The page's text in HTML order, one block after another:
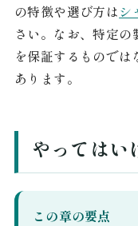
の特徴や選び方はシ
さい。なお、特定
を保証するもので
あります。
やってはい
この章の要点